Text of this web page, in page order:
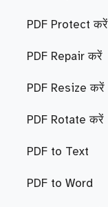
PDF Protect करें
PDF Repair करें
PDF Resize करें
PDF Rotate करें
PDF to Text
PDF to Word